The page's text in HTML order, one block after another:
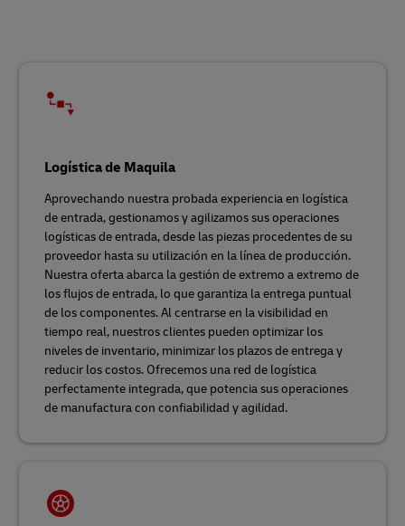
Logística de Maquila
Aprovechando nuestra probada experiencia en logística
de entrada, gestionamos y agilizamos sus operaciones
logísticas de entrada, desde las piezas procedentes de su
proveedor hasta su utilización en la línea de producción.
Nuestra oferta abarca la gestión de extremo a extremo de
los flujos de entrada, lo que garantiza la entrega puntual
de los componentes. Al centrarse en la visibilidad en
tiempo real, nuestros clientes pueden optimizar los
niveles de inventario, minimizar los plazos de entrega y
reducir los costos. Ofrecemos una red de logística
perfectamente integrada, que potencia sus operaciones
de manufactura con confiabilidad y agilidad.